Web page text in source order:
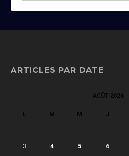
ARTICLES PAR DATE
AOÛT 2026
L M M J
3 4 5 6